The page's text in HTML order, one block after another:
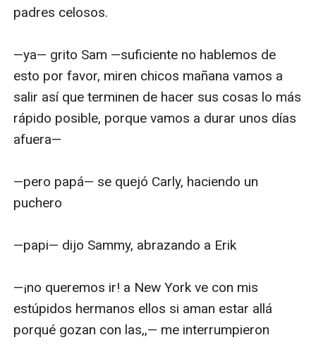
padres celosos.
—ya— grito Sam —suficiente no hablemos de
esto por favor, miren chicos mañana vamos a
salir así que terminen de hacer sus cosas lo más
rápido posible, porque vamos a durar unos días
afuera—
—pero papá— se quejó Carly, haciendo un
puchero
—papi— dijo Sammy, abrazando a Erik
—¡no queremos ir! a New York ve con mis
estúpidos hermanos ellos si aman estar allá
porqué gozan con las,,— me interrumpieron